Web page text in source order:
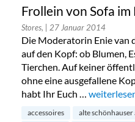
Frollein von Sofa
Stores, | 27 Januar 2014
Die Moderatorin Enie van
auf den Kopf: ob Blumen,
Tierchen. Auf keiner
ohne eine ausgefallene
habt Ihr Euch … „Frollein
accessoires alte schönhauser